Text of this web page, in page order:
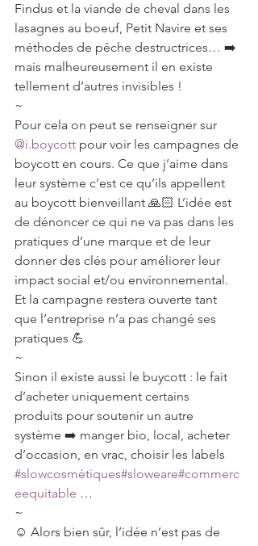
Findus et la viande de cheval dans les
lasagnes au boeuf, Petit Navire et ses
méthodes de pêche destructrices… ➡️
mais malheureusement il en existe
tellement d’autres invisibles !
~
Pour cela on peut se renseigner sur
@i.boycott pour voir les campagnes de
boycott en cours. Ce que j’aime dans
leur système c’est ce qu’ils appellent
au boycott bienveillant 🙏🏻 L’idée est
de dénoncer ce qui ne va pas dans les
pratiques d’une marque et de leur
donner des clés pour améliorer leur
impact social et/ou environnemental.
Et la campagne restera ouverte tant
que l’entreprise n’a pas changé ses
pratiques 💪
~
Sinon il existe aussi le buycott : le fait
d’acheter uniquement certains
produits pour soutenir un autre
système ➡️ manger bio, local, acheter
d’occasion, en vrac, choisir les labels
#slowcosmétiques#sloweare#commerc
eequitable …
~
☺️ Alors bien sûr, l’idée n’est pas de